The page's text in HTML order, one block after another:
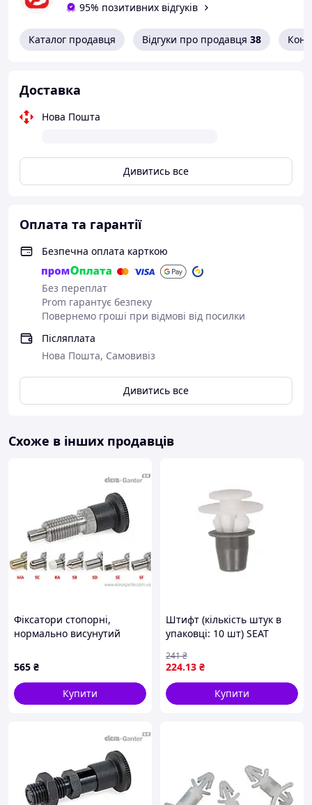
95% позитивних відгуків
Каталог продавця Відгуки про продавця 38
Доставка
Нова Пошта
Дивитись все
Оплата та гарантії
Безпечна оплата карткою
Без переплат
Prom гарантує безпеку
Повернемо гроші при відмові від посилки
Післяплата
Нова Пошта, Самовивіз
Дивитись все
Схоже в інших продавців
Фіксатори стопорні,
нормально висунутий
різні завдання GN 81700-5-
8-B-SE-NI
565 ₴
Купити
Штифт (кількість штук в
упаковці: 10 шт) SEAT
GOLF II, JETTA II, PASSAT B3,
POLO II 86C 2F 08.83-07.15
224.13 ₴
241₴
Купити